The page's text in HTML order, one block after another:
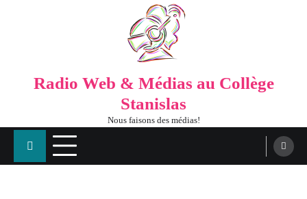
Radio Web & Médias au Collège
Stanislas
Nous faisons des médias!